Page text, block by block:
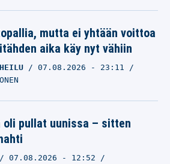
mutta ei yhtään voittoa
aika käy nyt vähiin
07.08.2026 - 23:11
oli pullat uunissa – sitten
07.08.2026 - 12:52